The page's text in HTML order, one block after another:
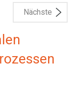
Nächste